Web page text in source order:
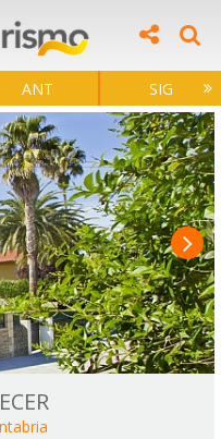
ANT SIG